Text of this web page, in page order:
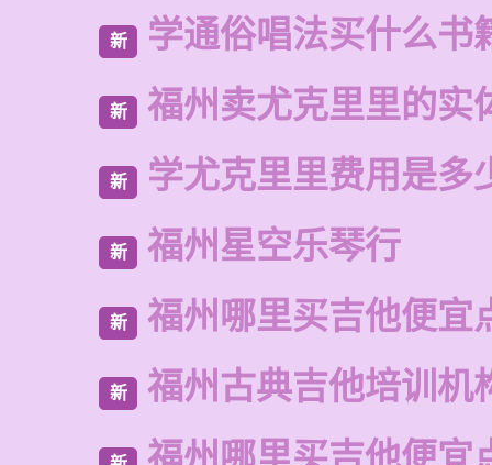
新 学通俗唱法买什么书
新 福州卖尤克里里的实
新 学尤克里里费用是多
新 福州星空乐琴行
新 福州哪里买吉他便宜
新 福州古典吉他培训机
福州哪里买吉他便宜